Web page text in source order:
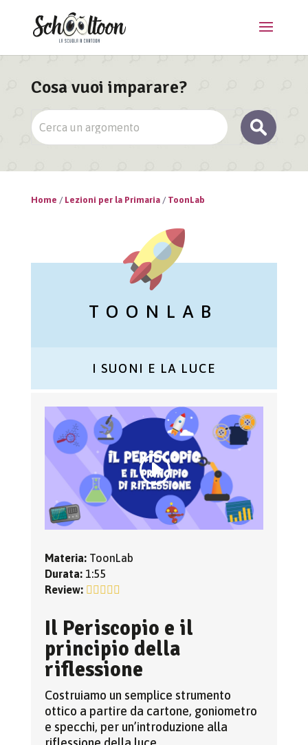
Cosa vuoi imparare?
Home / Lezioni per la Primaria/ ToonLab
TOONLAB
I SUONI E LA LUCE
Materia:ToonLab
Durata:1:55
Review:
Il Periscopio e il
principio della
riflessione
Costruiamo un semplice strumento
ottico a partire da cartone, goniometro
e specchi, per un’introduzione alla